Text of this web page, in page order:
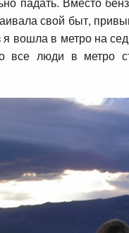
свой быт,
в метро на
все люди в метро